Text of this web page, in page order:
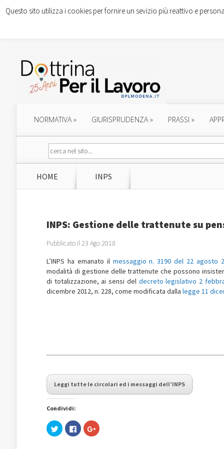
NORMATIVA» GIURISPRUDENZA» PRASSI »
HOME INPS
INPS: Gestione delle trattenute su
Pubblicato il 23 Ago 2018
L’INPS ha emanato il messaggio n. 3190 del 22 agosto
modalità di gestione delle trattenute che possono
di totalizzazione, ai sensi del decreto legislativo 2
dicembre 2012, n. 228, come modificata dalla legge 11
Leggi tutte le circolari ed i messaggi dell’INPS
Condividi:
Fai
clic
Fai
clic
Fai
clic
Questo sito utilizza i cookies per fornire un sevizio più reattivo e